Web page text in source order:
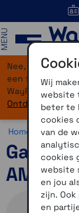
Nee, je bent niet
een flinke
WayPoint-
Ontdek hier wat
Home >
Garmin
Wij
website
beter te
cookies
van de
cookies
website
en jou
zijn.
en